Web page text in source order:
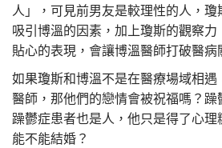
人」，可見前男友是較理性的人，
吸引博溫的因素，加上瓊斯的觀察
貼心的表現，會讓博溫醫師打破醫病
如果瓊斯和博溫不是在醫療場域相
醫師，那他們的戀情會被祝福嗎？躁
躁鬱症患者也是人，他只是得了心
能不能結婚？